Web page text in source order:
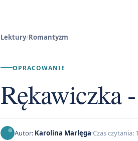
Lektury/Romantyzm
OPRACOWANIE
Rękawiczka
Autor: Karolina Marlęga Czas czytania: